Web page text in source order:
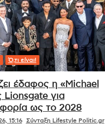
Ό,τι είναι!
έδαφος η «Michael
Lionsgate για
ως το 2028
15:16 Σύνταξη Lifestyle Politic.gr